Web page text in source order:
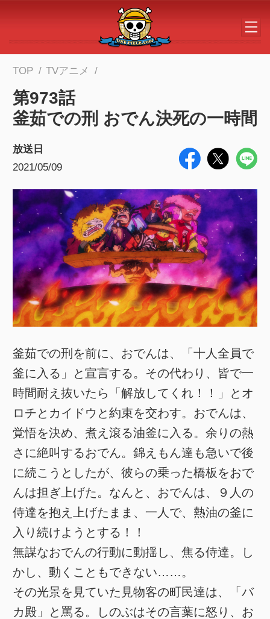
メインコンテンツへスキップする
TOP TVアニメ
第973話
釜茹での刑 おでん決死の一時間
放送日
2021/05/09
釜茹での刑を前に、おでんは、「十人全員で
釜に入る」と宣言する。その代わり、皆で一
時間耐え抜いたら「解放してくれ！！」とオ
ロチとカイドウと約束を交わす。おでんは、
覚悟を決め、煮え滾る油釜に入る。余りの熱
さに絶叫するおでん。錦えもん達も急いで後
に続こうとしたが、彼らの乗った橋板をおで
んは担ぎ上げた。なんと、おでんは、９人の
侍達を抱え上げたまま、一人で、熱油の釜に
入り続けようとする！！
無謀なおでんの行動に動揺し、焦る侍達。し
かし、動くこともできない……。
その光景を見ていた見物客の町民達は、「バ
カ殿」と罵る。しのぶはその言葉に怒り、お